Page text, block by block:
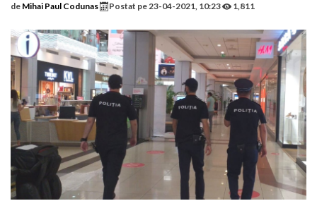
de Mihai Paul Codunas Postat pe23-04-2021, 10:23 1,811